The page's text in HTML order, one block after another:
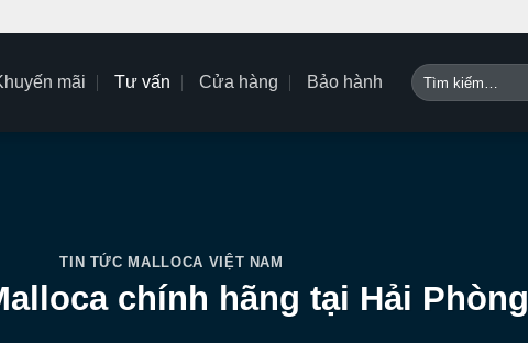
mãi Tư vấn Cửa hàng Bảo hành
Tìm
kiếm:
TIN TỨC MALLOCA VIỆT NAM
chính hãng tại Hải Phòng